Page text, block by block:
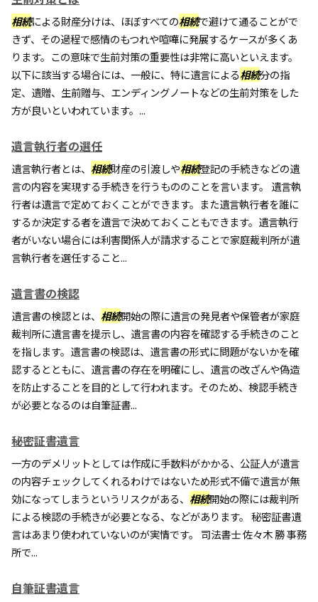
相続による財産分けは、ほぼすべての相続で避けて通ることがで
きず、その過程で感情のもつれや喧嘩に発展するケースが多くあ
ります。この意味で生前対策の重要性は非常に高いといえます。
以下に該当する場合には、一般に、特に遺言による相続分の指
定、遺贈、生前贈与、エンディングノートなどの生前対策をした
方が良いといわれています。...
遺言執行者の選任
遺言執行者とは、 相続財産の引渡しや相続登記の手続きなどの遺
言の内容を実現する手続きを行うもののことを言います。 遺言執
行者は遺言で定めておくことができます。また遺言執行者を誰に
するか決定する者を遺言で決めておくこともできます。遺言執行
者がいない場合には利害関係人が請求することで家庭裁判所が遺
言執行者を選任すること...
遺言書の検認
遺言書の検認とは、 相続開始の際に遺言の発見者や保管者が家庭
裁判所に遺言書を提示し、遺言書の内容を確認する手続きのこと
を指します。遺言書の検認は、遺言書の形式に問題がないかを確
認するとともに、遺言書の存在を明確にし、遺言の改ざんや偽造
を防止することを目的として行われます。そのため、検認手続き
が必要となるのは自筆証書...
秘密証書遺言
一方のデメリットとしては作成に手数料がかかる、公証人が遺言
の内容チェックしてくれるわけではないため形式不備で遺言が無
効になってしまうというリスクがある、 相続開始の際には裁判所
による検認の手続きが必要となる、などがあります。 秘密証書遺
言はあまり使われていないのが実情です。 司法書士 佐々木 勝 事務
所で...
自筆証書遺言